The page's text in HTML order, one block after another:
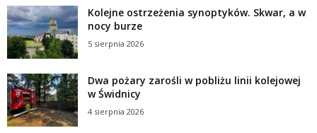
Kolejne ostrzeżenia synoptyków. Skwar, a w
nocy burze
5 sierpnia 2026
Dwa pożary zarośli w pobliżu linii kolejowej
w Świdnicy
4 sierpnia 2026